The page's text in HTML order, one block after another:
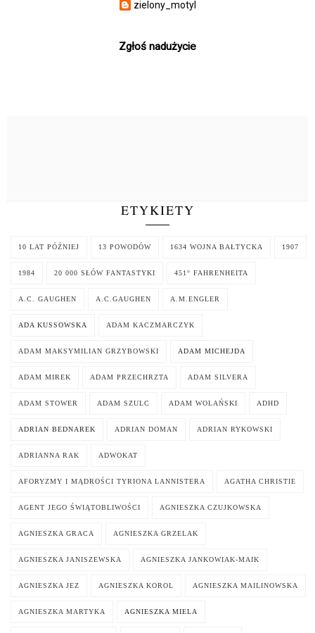
zielony_motyl
Zgłoś nadużycie
ETYKIETY
10 LAT PÓŹNIEJ 13 POWODÓW 1634 WOJNA BAŁTYCKA 1907
1984 20 000 SŁÓW FANTASTYKI 451° FAHRENHEITA
A.C. GAUGHEN A.C.GAUGHEN A.M.ENGLER
ADA KUSSOWSKA ADAM KACZMARCZYK
ADAM MAKSYMILIAN GRZYBOWSKI ADAM MICHEJDA
ADAM MIREK ADAM PRZECHRZTA ADAM SILVERA
ADAM STOWER ADAM SZULC ADAM WOLAŃSKI ADHD
ADRIAN BEDNAREK ADRIAN DOMAN ADRIAN RYKOWSKI
ADRIANNA RAK ADWOKAT
AFORYZMY I MĄDROŚCI TYRIONA LANNISTERA AGATHA CHRISTIE
AGENT JEGO ŚWIĄTOBLIWOŚCI AGNIESZKA CZUJKOWSKA
AGNIESZKA GRACA AGNIESZKA GRZELAK
AGNIESZKA JANISZEWSKA AGNIESZKA JANKOWIAK-MAIK
AGNIESZKA JEZ AGNIESZKA KOROL AGNIESZKA MAILINOWSKA
AGNIESZKA MARTYKA AGNIESZKA MIELA